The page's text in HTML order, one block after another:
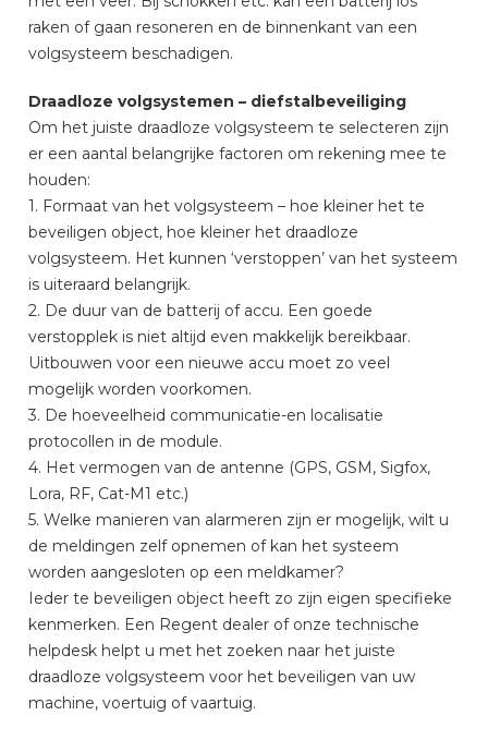
raken of gaan resoneren en de binnenkant van een
volgsysteem beschadigen.
Draadloze volgsystemen – diefstalbeveiliging
Om het juiste draadloze volgsysteem te selecteren zijn
er een aantal belangrijke factoren om rekening mee te
houden:
1. Formaat van het volgsysteem – hoe kleiner het te
beveiligen object, hoe kleiner het draadloze
volgsysteem. Het kunnen ‘verstoppen’ van het systeem
is uiteraard belangrijk.
2. De duur van de batterij of accu. Een goede
verstopplek is niet altijd even makkelijk bereikbaar.
Uitbouwen voor een nieuwe accu moet zo veel
mogelijk worden voorkomen.
3. De hoeveelheid communicatie-en localisatie
protocollen in de module.
4. Het vermogen van de antenne (GPS, GSM, Sigfox,
Lora, RF, Cat-M1 etc.)
5. Welke manieren van alarmeren zijn er mogelijk, wilt u
de meldingen zelf opnemen of kan het systeem
worden aangesloten op een meldkamer?
Ieder te beveiligen object heeft zo zijn eigen specifieke
kenmerken. Een Regent dealer of onze technische
helpdesk helpt u met het zoeken naar het juiste
draadloze volgsysteem voor het beveiligen van uw
machine, voertuig of vaartuig.